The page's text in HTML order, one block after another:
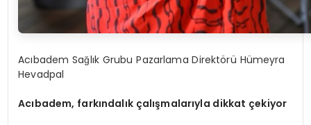
Acıbadem Sağlık Grubu Pazarlama Direktörü Hümeyra
Hevadpal
Acıbadem, farkındalık çalışmalarıyla dikkat çekiyor